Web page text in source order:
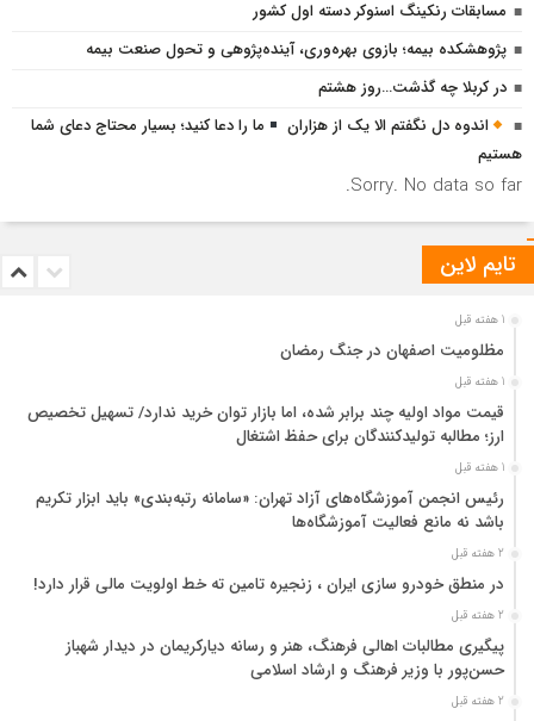
مسابقات رنکینگ اسنوکر دسته اول کشور
پژوهشكده بیمه؛ بازوی بهره‌وری، آینده‌پژوهی و تحول صنعت بیمه
در کربلا چه گذشت…روز هشتم
اندوه دل نگفتم الا یک از هزاران
ما را دعا کنید؛ بسیار محتاج دعای شما
هستیم
Sorry. No data so far.
تایم لاین
1 هفته قبل
مظلومیت اصفهان در جنگ رمضان
1 هفته قبل
قیمت مواد اولیه چند برابر شده، اما بازار توان خرید ندارد/ تسهیل تخصیص
ارز؛ مطالبه تولیدکنندگان برای حفظ اشتغال
1 هفته قبل
رئیس انجمن آموزشگاه‌های آزاد تهران: «سامانه رتبه‌بندی» باید ابزار تکریم
باشد نه مانع فعالیت آموزشگاه‌ها
2 هفته قبل
در منطق خودرو سازی ایران ، زنجیره تامین ته خط اولویت مالی قرار دارد!
2 هفته قبل
پیگیری مطالبات اهالی فرهنگ، هنر و رسانه دیارکریمان در دیدار شهباز
حسن‌پور با وزیر فرهنگ و ارشاد اسلامی
2 هفته قبل